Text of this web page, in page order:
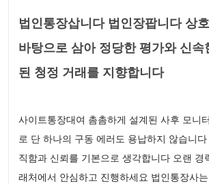
법인통장삽니다 법인장팝니다 상
바탕으로 삼아 정당한 평가와 신
된 청정 거래를 지향합니다
사이트통장대여 촘촘하게 설계된 사후 모니
로 단 하나의 구동 에러도 용납하지 않습니
직함과 신뢰를 기본으로 생각합니다 오랜 경
래처에서 안심하고 진행하세요 법인통장사